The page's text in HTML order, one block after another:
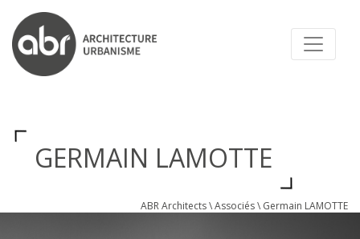
ABR ARCHITECTS
GERMAIN LAMOTTE
ABR Architects\Associés\ Germain LAMOTTE